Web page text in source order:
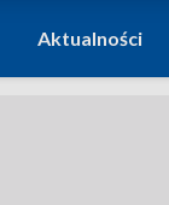
Aktualności